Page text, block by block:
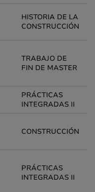
HISTORIA DE LA
CONSTRUCCIÓN
TRABAJO DE
FIN DE MASTER
PRÁCTICAS
INTEGRADAS II
CONSTRUCCIÓN
PRÁCTICAS
INTEGRADAS II